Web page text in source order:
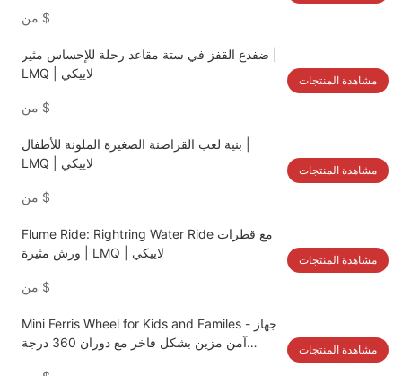
$
ضفدع القفز في ستة مقاعد رحلة للإحساس مثير |
LMQ | لاييكي
$
مشاهدة المنتجات
بنية لعب القراصنة الصغيرة الملونة للأطفال |
LMQ | لاييكي
$
مشاهدة المنتجات
Flume Ride: Rightring Water Ride مع قطرات
ورش مثيرة | LMQ | لاييكي
$
مشاهدة المنتجات
Mini Ferris Wheel for Kids and Familes - جهاز
آمن مزين بشكل فاخر مع دوران 360 درجة
مشاهدة المنتجات